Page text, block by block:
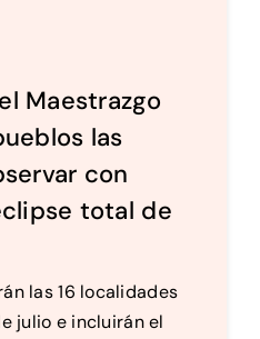
Maestrazgo
las
con
total de
las 16 localidades
julio e incluirán el